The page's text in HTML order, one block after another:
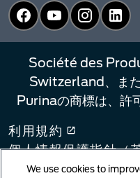
Facebook
YouTube
Société des
Switzerland、ま
Purinaの商標は、許
利用規約
個人情報保護指針（
プライバシーポリシ
We use cookies to